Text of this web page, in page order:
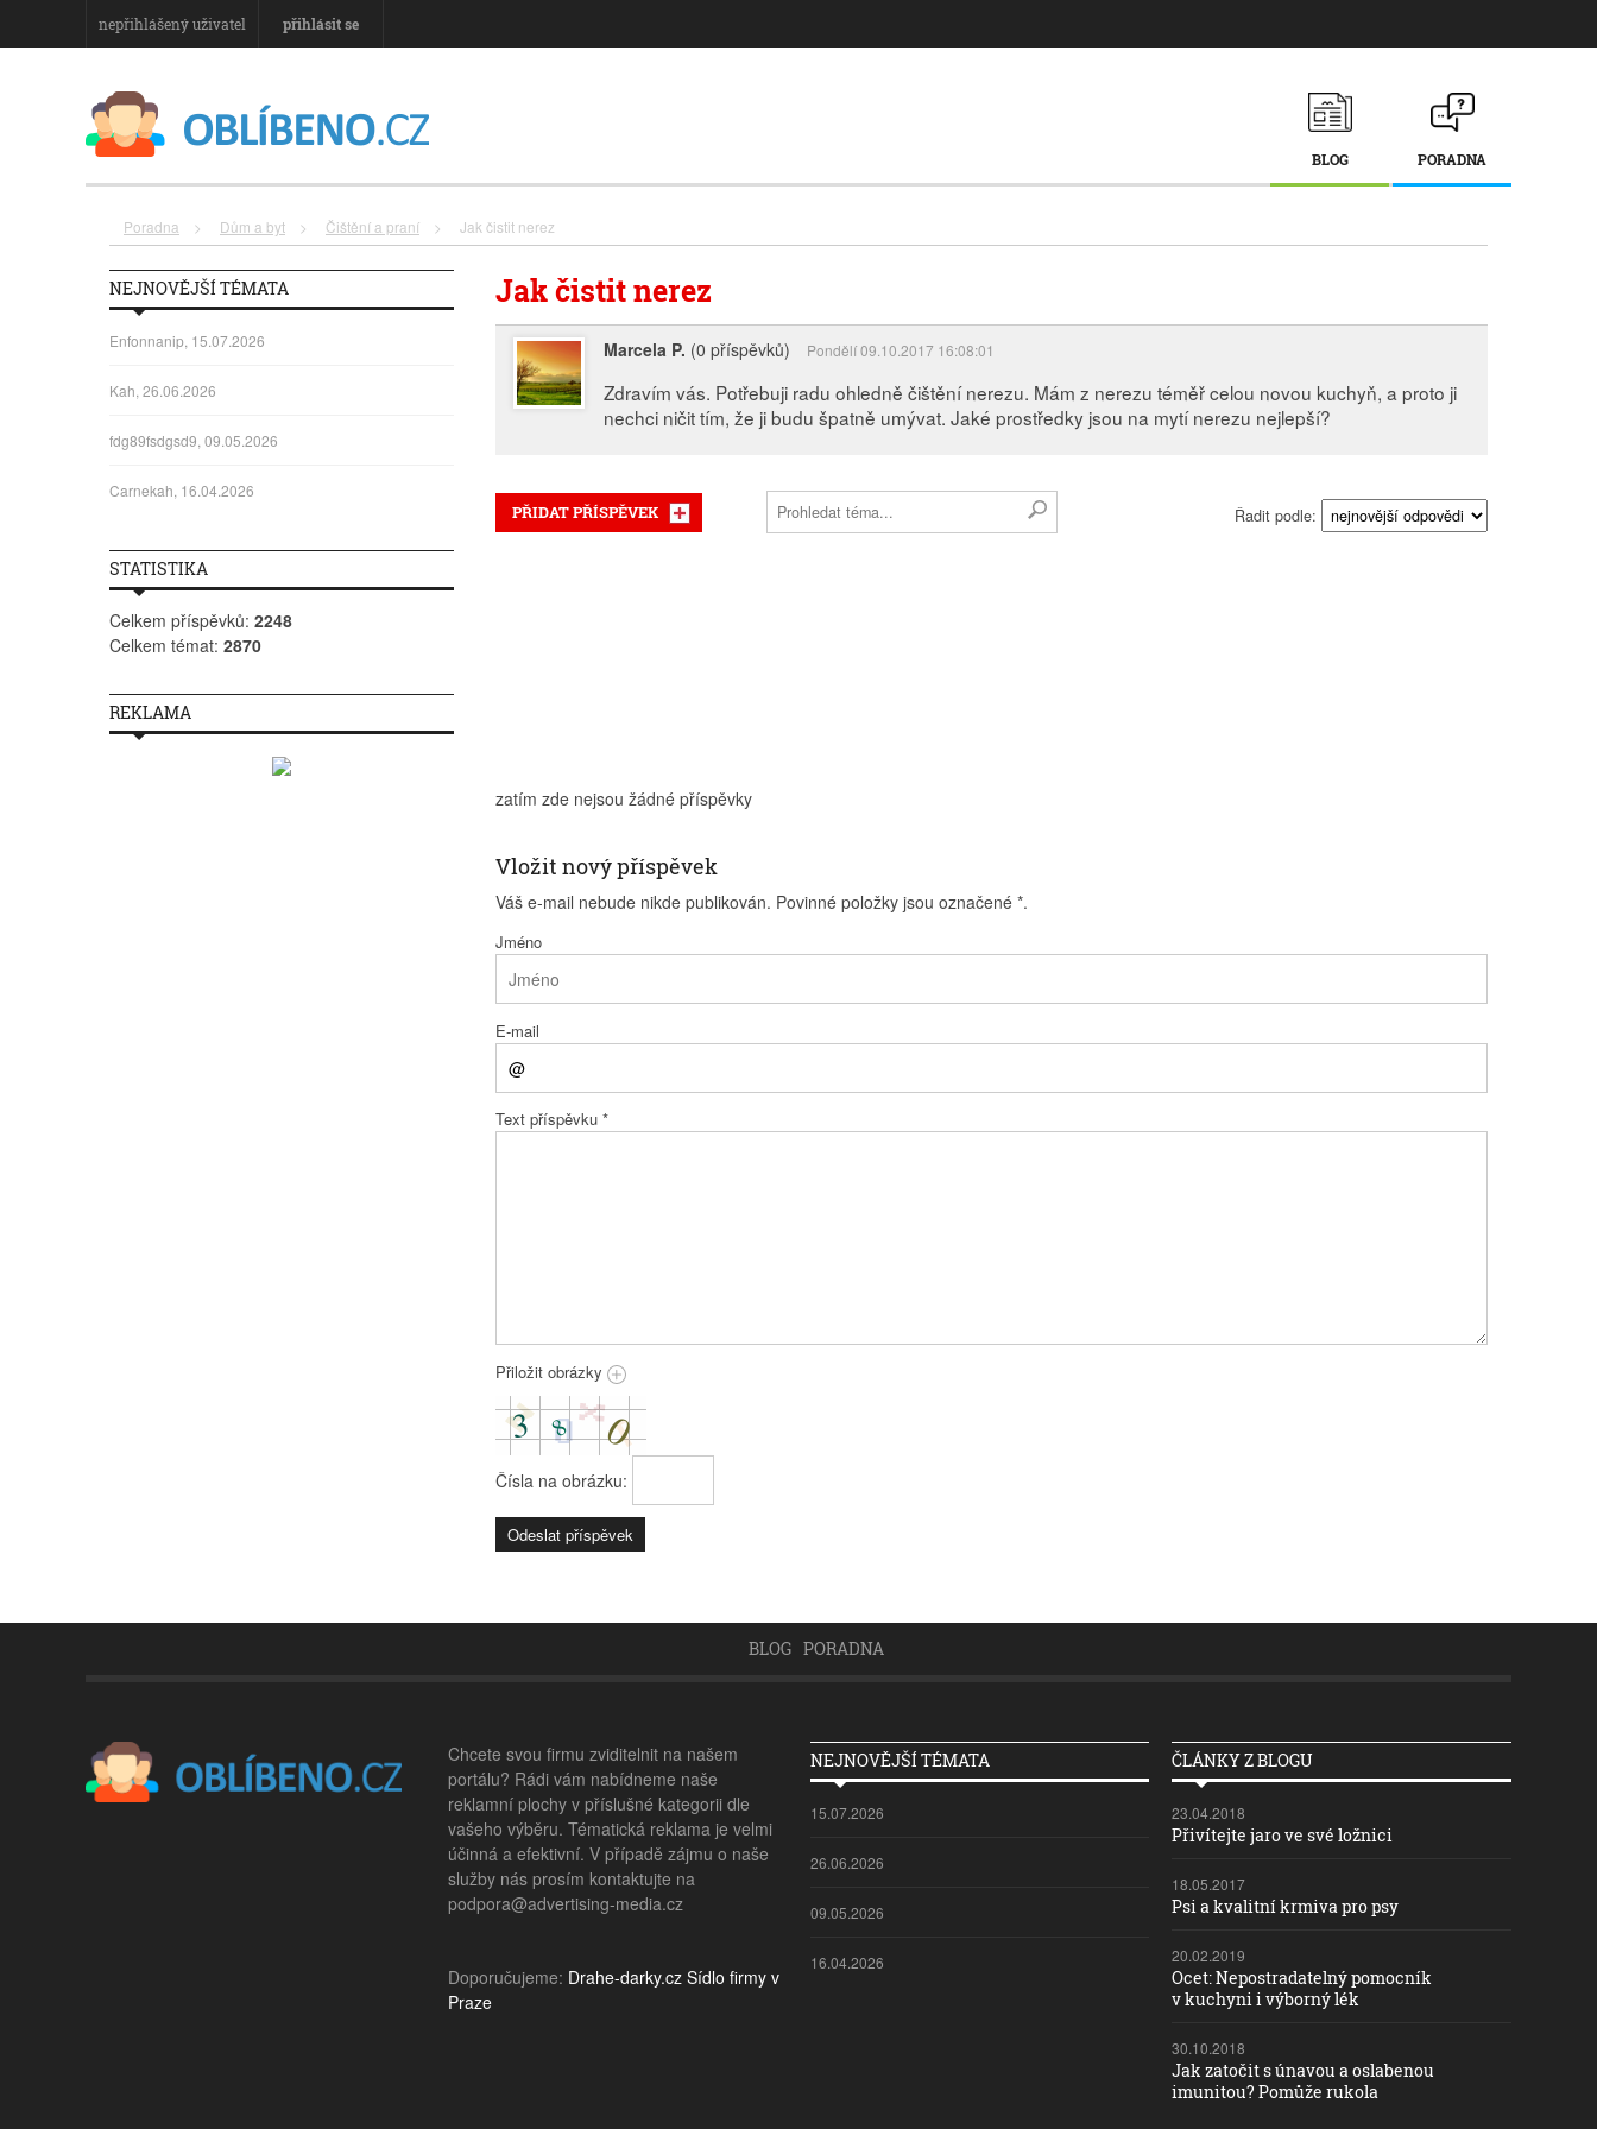
nepřihlášený uživatel přihlásit se
BLOG PORADNA
Poradna > Dům a byt > Čištění a praní > Jak čistit nerez
Jak čistit nerez
Marcela P. (0 příspěvků) Pondělí 09.10.2017 16:08:01
Zdravím vás. Potřebuji radu ohledně čištění nerezu. Mám z nerezu téměř celou novou kuchyň, a proto ji
nechci ničit tím, že ji budu špatně umývat. Jaké prostředky jsou na mytí nerezu nejlepší?
PŘIDAT PŘÍSPĚVEK Řadit podle:
zatím zde nejsou žádné příspěvky
Vložit nový příspěvek
Váš e-mail nebude nikde publikován. Povinné položky jsou označené *.
Jméno
E-mail
Text příspěvku *
Přiložit obrázky
Čísla na obrázku:
NEJNOVĚJŠÍ TÉMATA
Enfonnanip, 15.07.2026
Kah, 26.06.2026
fdg89fsdgsd9, 09.05.2026
Carnekah, 16.04.2026
STATISTIKA
Celkem příspěvků: 2248
Celkem témat: 2870
REKLAMA
BLOG PORADNA
Chcete svou firmu zviditelnit na našem
portálu? Rádi vám nabídneme naše
reklamní plochy v příslušné kategorii dle
vašeho výběru. Tématická reklama je velmi
účinná a efektivní. V případě zájmu o naše
služby nás prosím kontaktujte na
podpora@advertising-media.cz
Doporučujeme: Drahe-darky.cz Sídlo firmy v
Praze
NEJNOVĚJŠÍ TÉMATA
15.07.2026
26.06.2026
09.05.2026
16.04.2026
ČLÁNKY Z BLOGU
23.04.2018
Přivítejte jaro ve své ložnici
18.05.2017
Psi a kvalitní krmiva pro psy
20.02.2019
Ocet: Nepostradatelný pomocník
v kuchyni i výborný lék
30.10.2018
Jak zatočit s únavou a oslabenou
imunitou? Pomůže rukola